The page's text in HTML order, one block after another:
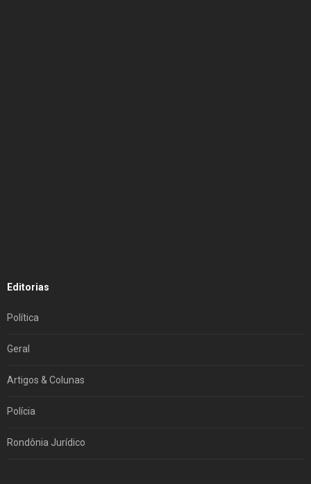
Editorias
Política
Geral
Artigos & Colunas
Polícia
Rondônia Jurídico